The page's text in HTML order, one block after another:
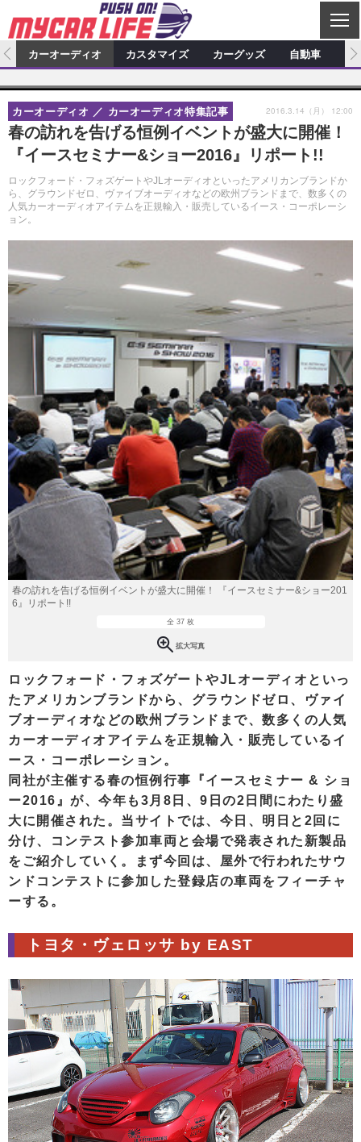
C
L
S
E
カーオーディオ
特集記事 新製品情報
プロショップ検索 ショップ訪問記
カーオーディオニュース デモカー製作記
その他
カスタマイズ
カスタマイズ特集記事 カスタマイズ新製品情報
カスタマイズニュース
カーグッズ
カーグッズ特集記事 カーグッズ新製品情報
カーグッズニュース
自動車
ニュース 試乗記
アクセスランキング
カーオーディオ カスタマイズ カーグッズ 自動車
春の訪れを告げる恒例イベントが盛大に開催！
『イースセミナー&ショー2016』リポート!!
ロックフォード・フォズゲートやJLオーディオといったアメリカンブランドか
ら、グラウンドゼロ、ヴァイブオーディオなどの欧州ブランドまで、数多くの
人気カーオーディオアイテムを正規輸入・販売しているイース・コーポレーシ
ョン。
カーオーディオ カーオーディオ特集記事 2016.3.14（月） 12:00
春の訪れを告げる恒例イベントが盛大に開催！ 『イースセミナー&ショー201
6』リポート!!
全 37 枚
拡大写真
ロックフォード・フォズゲートやJLオーディオといっ
たアメリカンブランドから、グラウンドゼロ、ヴァイ
ブオーディオなどの欧州ブランドまで、数多くの人気
カーオーディオアイテムを正規輸入・販売しているイ
ース・コーポレーション。
同社が主催する春の恒例行事『イースセミナー & ショ
ー2016』が、今年も3月8日、9日の2日間にわたり盛
大に開催された。当サイトでは、今日、明日と2回に
分け、コンテスト参加車両と会場で発表された新製品
をご紹介していく。まず今回は、屋外で行われたサウ
ンドコンテストに参加した登録店の車両をフィーチャ
ーする。
トヨタ・ヴェロッサ by EAST